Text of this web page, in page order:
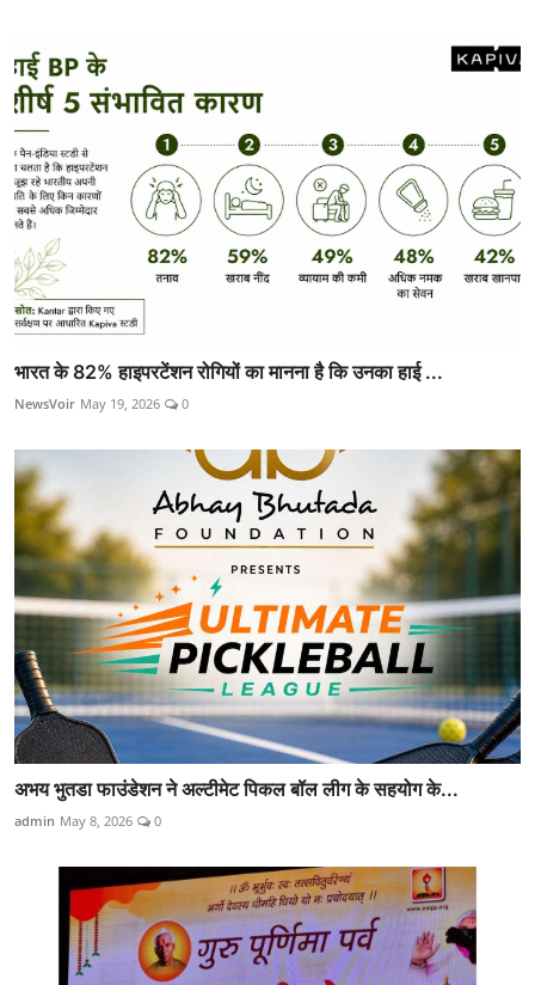
भारत के 82% हाइपरटेंशन रोगियों का मानना है कि उनका हाई ...
NewsVoir May 19, 2026 0
अभय भुतडा फाउंडेशन ने अल्टीमेट पिकल बॉल लीग के सहयोग के...
admin May 8, 2026 0